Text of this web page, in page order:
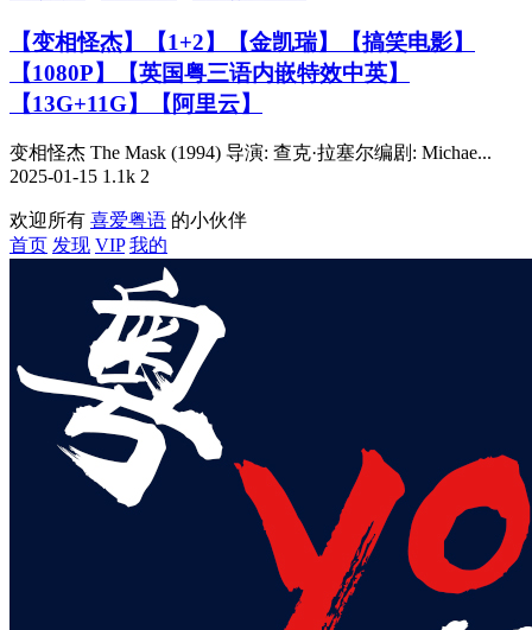
【变相怪杰】【1+2】【金凯瑞】【搞笑电影】
【1080P】【英国粤三语内嵌特效中英】
【13G+11G】【阿里云】
变相怪杰 The Mask (1994) 导演: 查克·拉塞尔编剧: Michae...
2025-01-15 1.1k 2
欢迎所有 喜爱粤语 的小伙伴
首页 发现 VIP 我的